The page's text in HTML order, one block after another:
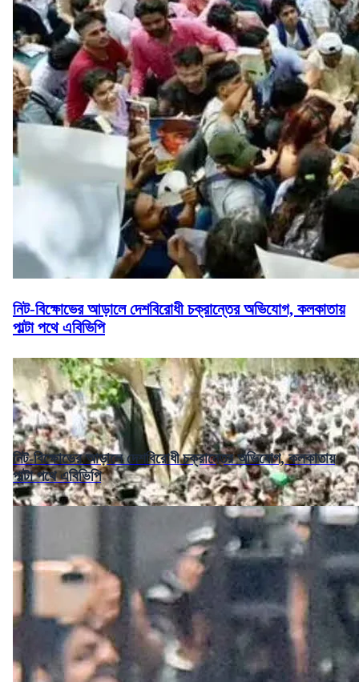
নিট-বিক্ষোভের আড়ালে দেশবিরোধী চক্রান্তের অভিযোগ, কলকাতায়
পাল্টা পথে এবিভিপি
নিট-বিক্ষোভের আড়ালে দেশবিরোধী চক্রান্তের অভিযোগ, কলকাতায়
পাল্টা পথে এবিভিপি